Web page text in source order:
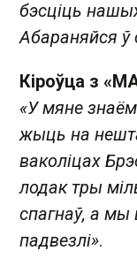
бэсціць
Абараняйся ў
Кіроўца з
«У мяне
жыць на
ваколіцах
лодак тры
спагнаў, а
падвезлі».